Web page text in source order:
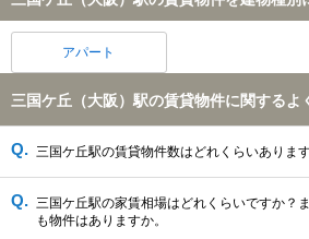
アパート
三国ケ丘（大阪）駅の賃貸物件に関するよ
三国ケ丘駅の賃貸物件数はどれくらいありま
三国ケ丘駅の家賃相場はどれくらいですか？
も物件はありますか。